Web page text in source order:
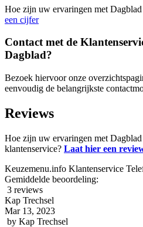
Hoe zijn uw ervaringen met
een cijfer
Contact met de
Dagblad?
Bezoek hiervoor onze
eenvoudig de belangrijkste
Reviews
Hoe zijn uw ervaringen met
klantenservice? Laat hier een
Keuzemenu.info Klantenservice
Gemiddelde beoordeling:
3 reviews
Kap Trechsel
Mar 13, 2023
by Kap Trechsel